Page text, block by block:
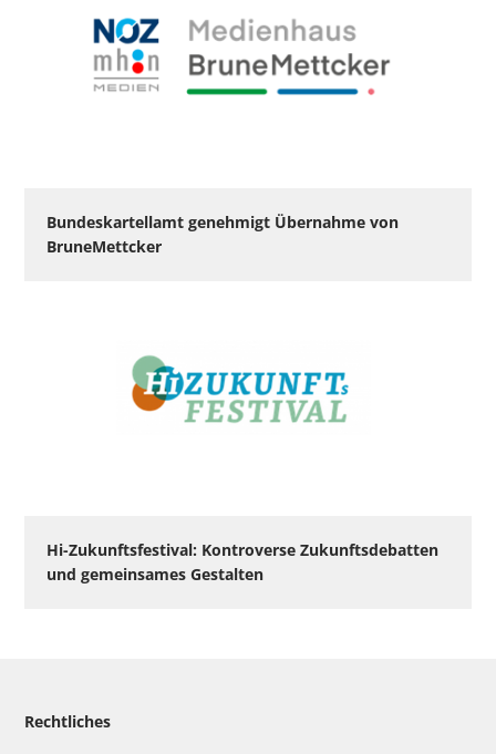
Bundeskartellamt genehmigt Übernahme von
BruneMettcker
Hi-Zukunftsfestival: Kontroverse Zukunftsdebatten
und gemeinsames Gestalten
Rechtliches